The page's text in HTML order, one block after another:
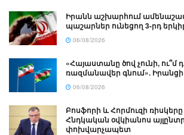
Իրանն աշխարհում
պաշարներ ունեցող 3-րդ
06/08/2026
«Հայաստանը ծով չունի, ու՞մ
ռազմանավեր գնում».
06/08/2026
Բոսֆորի և Հորմուզի
Հնդկական օվկիանոս
փոխվարչապետ